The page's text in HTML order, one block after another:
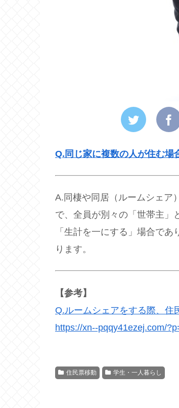
Q.同じ家に複数の人が住む場
A.同棲や同居（ルームシェア
で、全員が別々の「世帯主」
「生計を一にする」場合で
ります。
【参考】
Q.ルームシェアをする際、住
https://xn--pqqy41ezej.com/
住民票移動 学生・一人暮らし